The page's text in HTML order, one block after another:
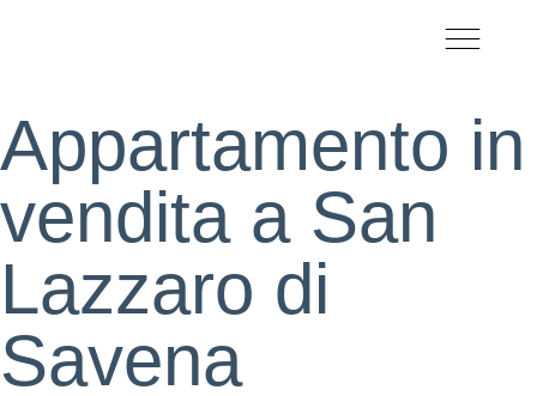
Appartamento in
vendita a San
Lazzaro di
Savena